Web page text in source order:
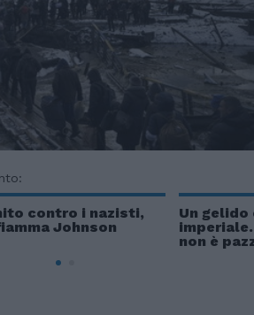
contro i nazisti,
Johnson
Un
non è